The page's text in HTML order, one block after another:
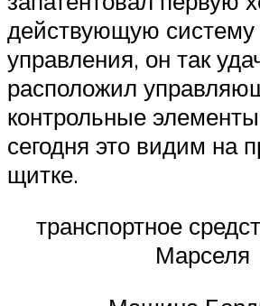
действующую систему
управления, он так
расположил
контрольные
сегодня это видим на
щитке.
транспортное
Марселя